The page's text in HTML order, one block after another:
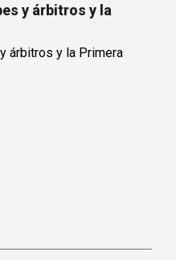
y árbitros y la